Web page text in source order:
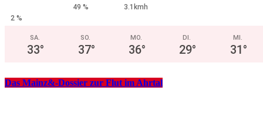
49 %
3.1kmh
2 %
SA.
33°
SO.
37°
MO.
36°
DI.
29°
MI.
31°
Das Mainz&-Dossier zur Flut im Ahrtal